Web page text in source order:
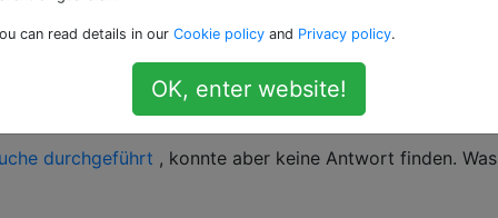
django/core/management/commands/syncdb.py:
will be removed in Django 1.9",
durchgeführt , konnte aber keine Antwort finden.
can read details in our Cookie policy and Privacy policy.
OK, enter website!